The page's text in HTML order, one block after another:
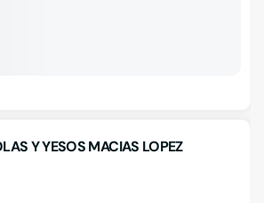
Y YESOS MACIAS LOPEZ